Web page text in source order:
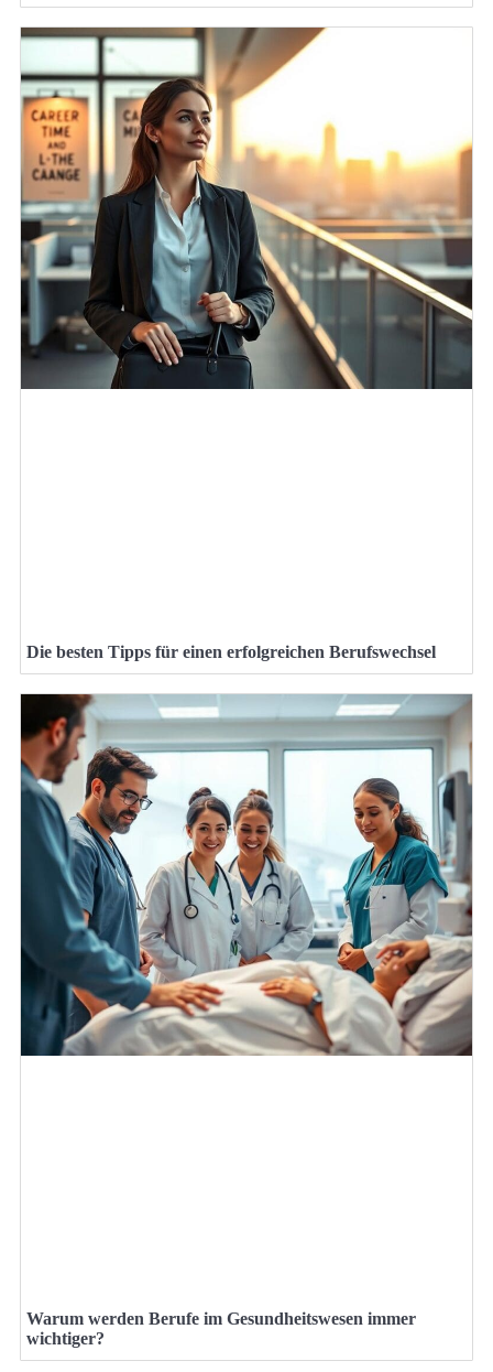
Die besten Tipps für einen erfolgreichen Berufswechsel
Warum werden Berufe im Gesundheitswesen immer
wichtiger?